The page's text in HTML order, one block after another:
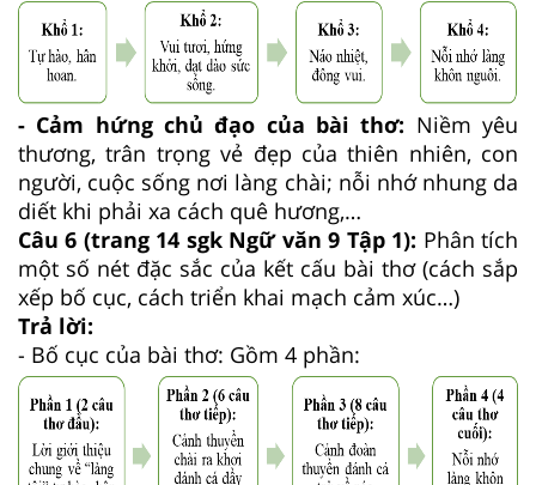
- Cảm hứng chủ đạo của bài thơ: Niềm yêu
thương, trân trọng vẻ đẹp của thiên nhiên, con
người, cuộc sống nơi làng chài; nỗi nhớ nhung da
diết khi phải xa cách quê hương,…
Câu 6 (trang 14 sgk Ngữ văn 9 Tập 1): Phân tích
một số nét đặc sắc của kết cấu bài thơ (cách sắp
xếp bố cục, cách triển khai mạch cảm xúc…)
Trả lời:
- Bố cục của bài thơ: Gồm 4 phần: